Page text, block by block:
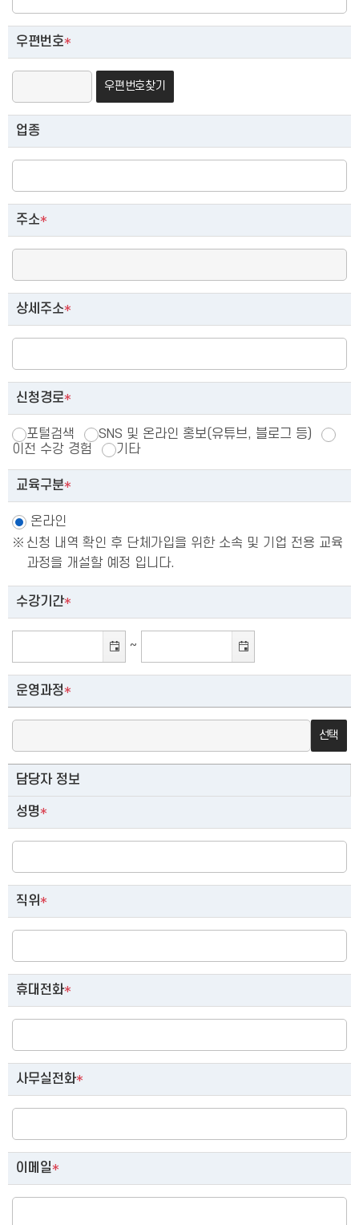
우편번호*
우편번호찾기
업종
주소*
상세주소*
신청경로*
포털검색
SNS 및 온라인 홍보(유튜브, 블로그 등)
이전 수강 경험
기타
교육구분*
온라인
신청 내역 확인 후 단체가입을 위한 소속 및 기업 전용 교육
과정을 개설할 예정 입니다.
수강기간*
~
운영과정*
선택
담당자 정보
성명*
직위*
휴대전화*
사무실전화*
이메일*